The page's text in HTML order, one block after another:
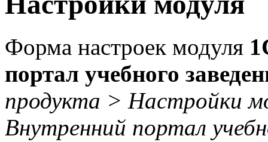
Форма настроек модуля
портал учебного
продукта > Настройки
Внутренний портал